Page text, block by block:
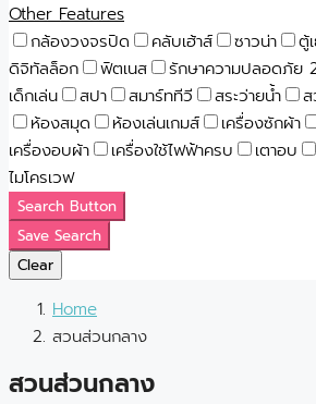
Other Features
กล้องวงจรปิด
คลับเฮ้าส์ ซาวน่า ตู้
ดิจิทัลล็อก
ฟิตเนส รักษาความปลอดภัย
เด็กเล่น
สปา สมาร์ททีวี สระว่ายน้ำ
ห้องสมุด
ห้องเล่นเกมส์ เครื่องซักผ้า
เครื่องอบผ้า
เครื่องใช้ไฟฟ้าครบ เตาอบ
ไมโครเวฟ
Search Button
Save Search
Clear
Home
สวนส่วนกลาง
สวนส่วนกลาง